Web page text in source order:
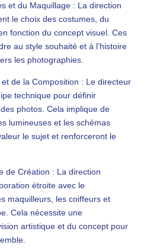
et du Maquillage : La direction
le choix des costumes, du
fonction du concept visuel. Ces
au style souhaité et à l’histoire
les photographies.
de la Composition : Le directeur
technique pour définir
photos. Cela implique de
lumineuses et les schémas
le sujet et renforceront le
de Création : La direction
étroite avec le
maquilleurs, les coiffeurs et
Cela nécessite une
artistique et du concept pour